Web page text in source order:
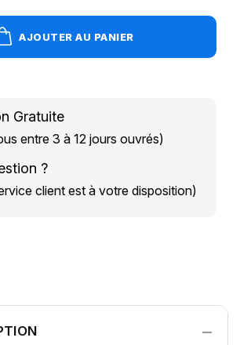
AJOUTER AU PANIER
Gratuite
entre 3 à 12 jours ouvrés)
?
client est à votre disposition)
−